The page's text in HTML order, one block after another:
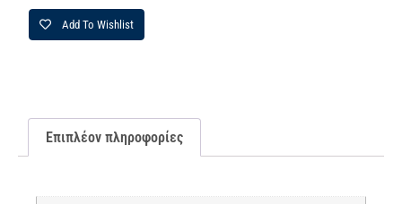
Add To Wishlist
Επιπλέον πληροφορίες